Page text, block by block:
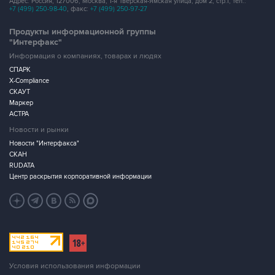
+7 (499) 250-98-40, факс: +7 (499) 250-97-27
Продукты информационной группы
"Интерфакс"
Информация о компаниях, товарах и людях
СПАРК
X-Compliance
СКАУТ
Маркер
АСТРА
Новости и рынки
Новости "Интерфакса"
СКАН
RUDATA
Центр раскрытия корпоративной информации
Условия использования информации